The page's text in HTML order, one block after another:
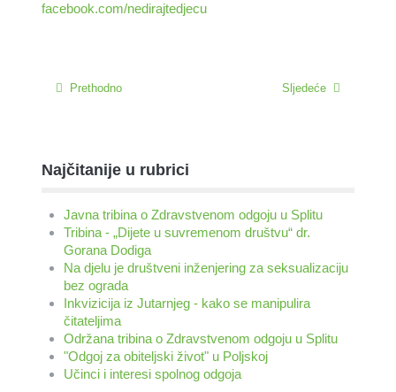
facebook.com/nedirajtedjecu
Prethodno Sljedeće
Najčitanije u rubrici
Javna tribina o Zdravstvenom odgoju u Splitu
Tribina - „Dijete u suvremenom društvu“ dr.
Gorana Dodiga
Na djelu je društveni inženjering za seksualizaciju
bez ograda
Inkvizicija iz Jutarnjeg - kako se manipulira
čitateljima
Održana tribina o Zdravstvenom odgoju u Splitu
"Odgoj za obiteljski život" u Poljskoj
Učinci i interesi spolnog odgoja